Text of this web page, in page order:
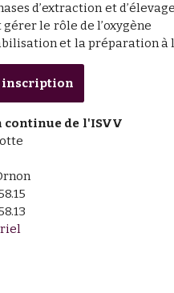
d’extraction et
le rôle de l’oxygène
et la préparation à
inscription
continue de l'ISVV